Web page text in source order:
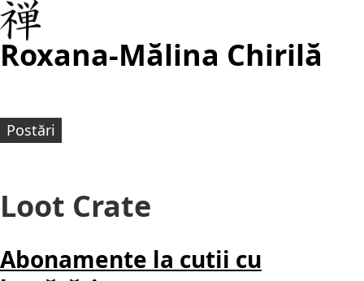
Roxana-Mălina Chirilă
Postări
Loot Crate
Abonamente la cutii cu